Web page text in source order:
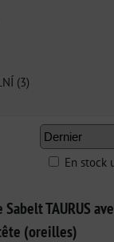
(3)
En stock
TAURUS
(oreilles)